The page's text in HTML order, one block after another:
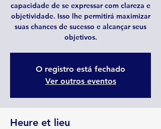
capacidade de se expressar com clareza e
objetividade. Isso lhe permitirá maximizar
suas chances de sucesso e alcançar seus
objetivos.
O registro está fechado
Ver outros eventos
Heure et lieu